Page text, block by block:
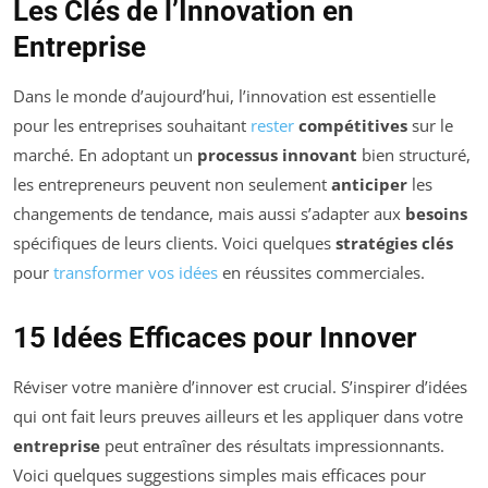
Les Clés de l’Innovation en
Entreprise
Dans le monde d’aujourd’hui, l’innovation est essentielle
pour les entreprises souhaitant rester compétitives sur le
marché. En adoptant un processus innovant bien structuré,
les entrepreneurs peuvent non seulement anticiper les
changements de tendance, mais aussi s’adapter aux besoins
spécifiques de leurs clients. Voici quelques stratégies clés
pour transformer vos idées en réussites commerciales.
15 Idées Efficaces pour Innover
Réviser votre manière d’innover est crucial. S’inspirer d’idées
qui ont fait leurs preuves ailleurs et les appliquer dans votre
entreprise peut entraîner des résultats impressionnants.
Voici quelques suggestions simples mais efficaces pour